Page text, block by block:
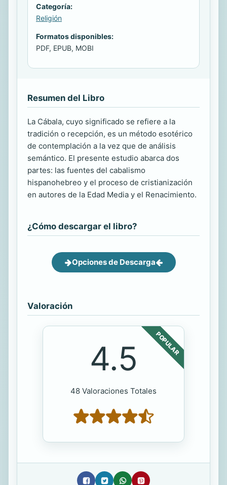
Categoría:
Religión
Formatos disponibles:
PDF, EPUB, MOBI
Resumen del Libro
La Cábala, cuyo significado se refiere a la
tradición o recepción, es un método esotérico
de contemplación a la vez que de análisis
semántico. El presente estudio abarca dos
partes: las fuentes del cabalismo
hispanohebreo y el proceso de cristianización
en autores de la Edad Media y el Renacimiento.
¿Cómo descargar el libro?
Opciones de Descarga
Valoración
POPULAR
4.5
48 Valoraciones Totales